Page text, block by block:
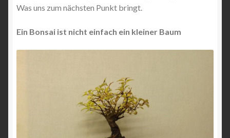
Meine Buchungen
Schlagwörter
Willkommen auf meiner Freunde Seite
Was uns zum nächsten Punkt bringt.
Ein Bonsai ist nicht einfach ein kleiner Baum